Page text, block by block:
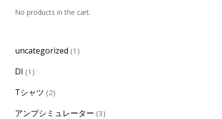
No products in the cart.
uncategorized 1 1
DI 1 1
Tシャツ 22
アンプシミュレーター 33